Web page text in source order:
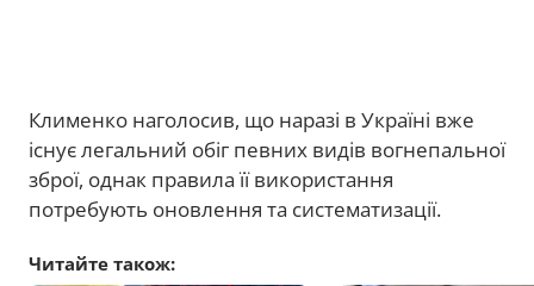
Клименко наголосив, що наразі в Україні вже
існує легальний обіг певних видів вогнепальної
зброї, однак правила її використання
потребують оновлення та систематизації.
Читайте також: